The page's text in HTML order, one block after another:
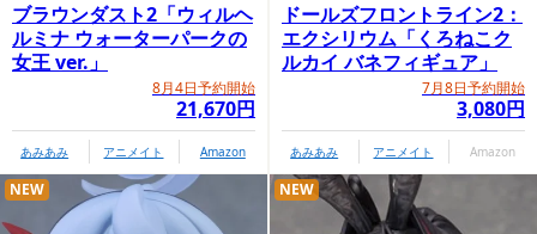
ブラウンダスト2「ウィルヘ
ルミナ ウォーターパークの
女王 ver.」
8月4日予約開始
21,670円
あみあみ アニメイト Amazon
ドールズフロントライン2：
エクシリウム「くろねこク
ルカイ バネフィギュア」
7月8日予約開始
3,080円
あみあみ アニメイト Amazon
NEW NEW